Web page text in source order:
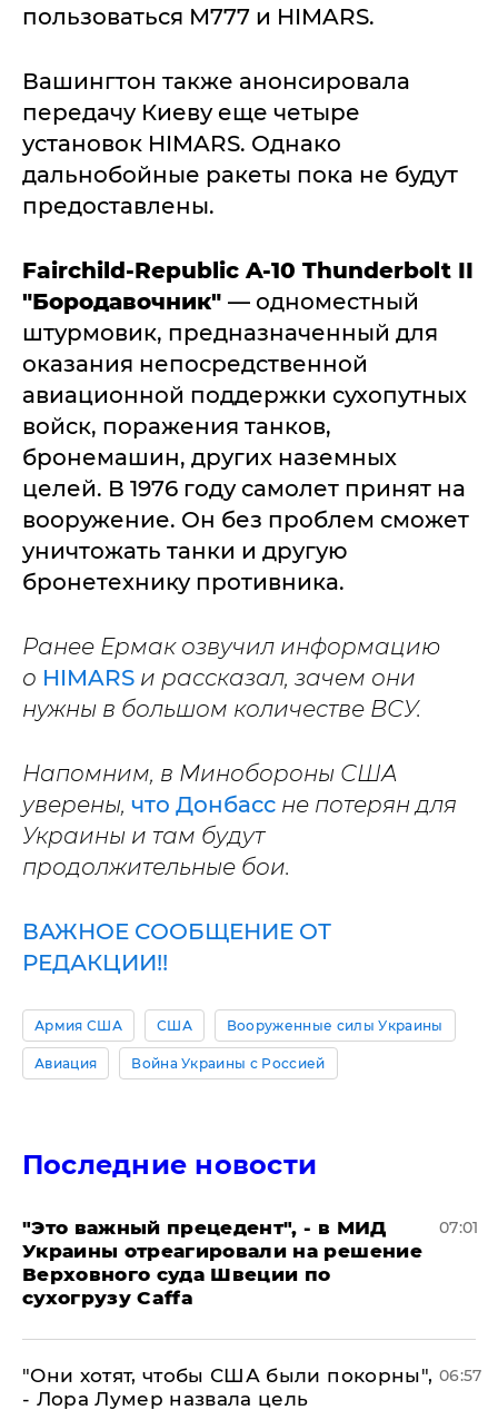
пользоваться М777 и HIMARS.
Вашингтон также анонсировала
передачу Киеву еще четыре
установок HIMARS. Однако
дальнобойные ракеты пока не будут
предоставлены.
Fairchild-Republic A-10 Thunderbolt II
"Бородавочник" — одноместный
штурмовик, предназначенный для
оказания непосредственной
авиационной поддержки сухопутных
войск, поражения танков,
бронемашин, других наземных
целей. В 1976 году самолет принят на
вооружение. Он без проблем сможет
уничтожать танки и другую
бронетехнику противника.
Ранее Ермак озвучил информацию
о HIMARS и рассказал, зачем они
нужны в большом количестве ВСУ.
Напомним, в Минобороны США
уверены, что Донбасс не потерян для
Украины и там будут
продолжительные бои.
ВАЖНОЕ СООБЩЕНИЕ ОТ
РЕДАКЦИИ!!
Армия США США Вооруженные силы Украины
Авиация Война Украины с Россией
Последние новости
"Это важный прецедент", - в МИД
Украины отреагировали на решение
Верховного суда Швеции по
сухогрузу Caffa
07:01
"Они хотят, чтобы США были покорны",
- Лора Лумер назвала цель
06:57